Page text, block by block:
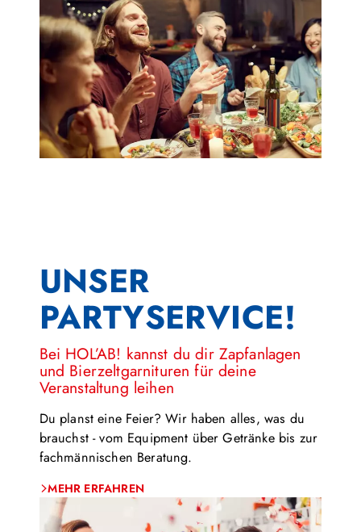
UNSER
PARTYSERVICE!
Bei HOL’AB! kannst du dir Zapfanlagen
und Bierzeltgarnituren für deine
Veranstaltung leihen
Du planst eine Feier? Wir haben alles, was du
brauchst - vom Equipment über Getränke bis zur
fachmännischen Beratung.
MEHR ERFAHREN